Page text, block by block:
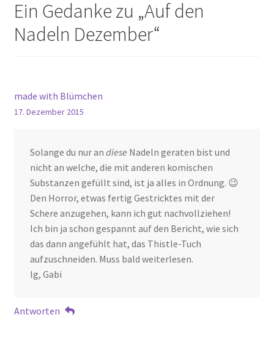
Ein Gedanke zu „Auf den
Nadeln Dezember“
made with Blümchen
17. Dezember 2015
Solange du nur an diese Nadeln geraten bist und
nicht an welche, die mit anderen komischen
Substanzen gefüllt sind, ist ja alles in Ordnung. 😉
Den Horror, etwas fertig Gestricktes mit der
Schere anzugehen, kann ich gut nachvollziehen!
Ich bin ja schon gespannt auf den Bericht, wie sich
das dann angefühlt hat, das Thistle-Tuch
aufzuschneiden. Muss bald weiterlesen.
lg, Gabi
Antworten